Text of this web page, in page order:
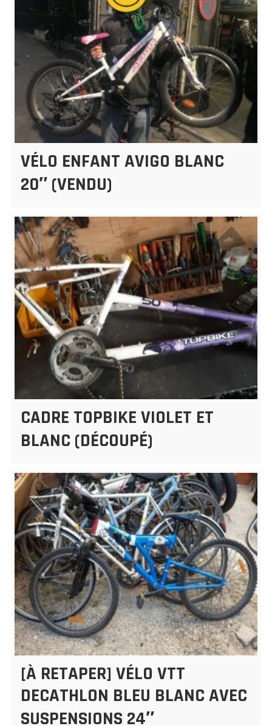
VÉLO ENFANT AVIGO BLANC
20″ (VENDU)
CADRE TOPBIKE VIOLET ET
BLANC (DÉCOUPÉ)
[À RETAPER] VÉLO VTT
DECATHLON BLEU BLANC AVEC
SUSPENSIONS 24″